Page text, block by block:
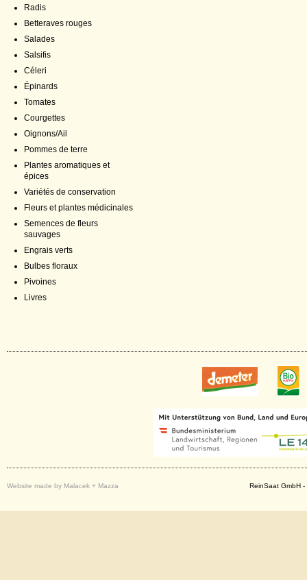
Radis
Betteraves rouges
Salades
Salsifis
Céleri
Épinards
Tomates
Courgettes
Oignons/Ail
Pommes de terre
Plantes aromatiques et
épices
Variétés de conservation
Fleurs et plantes médicinales
Semences de fleurs
sauvages
Engrais verts
Bulbes floraux
Pivoines
Livres
Website made by Malacek + Mazza ReinSaat GmbH